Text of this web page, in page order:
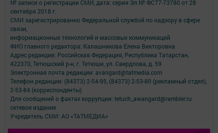
№ записи о регистрации СМИ, дата: серия Эл № ФС77-73780 от 28
сентября 2018 г.
СМИ зарегистрированно Федеральной службой по надзору в сфере
связи,
информационных технологий и массовых коммуникаций
ФИО главного редактора: Калашникова Елена Викторовна
Адрес редакции: Российская Федерация, Республика Татарстан,
422370, Тетюшский р-н, г. Тетюши, ул. Свердлова, д. 59
Электронная почта редакции: avangard@tatmedia.com
Телефон редакции: (84373) 2-54-95, (84373) 2-53-80 (рекламный отдел),
2-53-84 (корреспонденты)
Для сообщений о фактах коррупции: tetuch_awangard@rambler.ru
сетевое издание
Учредитель СМИ: АО «ТАТМЕДИА»